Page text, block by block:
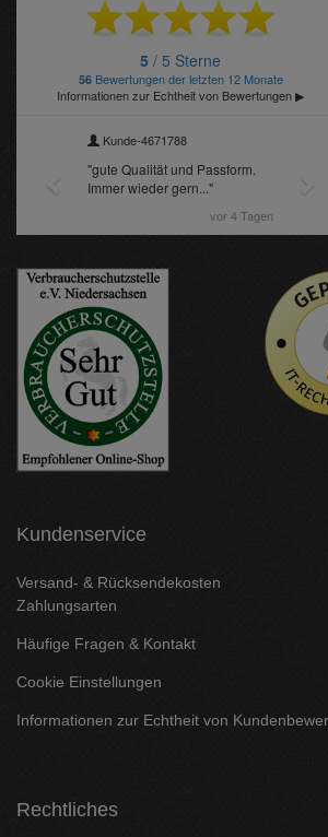
Kundenservice
Versand- & Rücksendekosten
Zahlungsarten
Häufige Fragen & Kontakt
Cookie Einstellungen
Informationen zur Echtheit von
Rechtliches